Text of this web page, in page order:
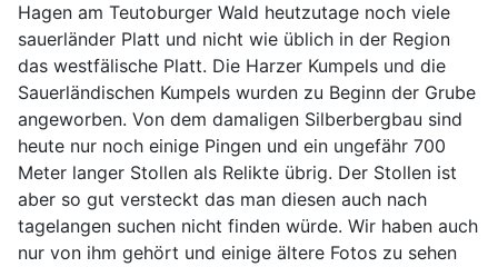
Hagen am Teutoburger Wald heutzutage noch viele
sauerländer Platt und nicht wie üblich in der Region
das westfälische Platt. Die Harzer Kumpels und die
Sauerländischen Kumpels wurden zu Beginn der Grube
angeworben. Von dem damaligen Silberbergbau sind
heute nur noch einige Pingen und ein ungefähr 700
Meter langer Stollen als Relikte übrig. Der Stollen ist
aber so gut versteckt das man diesen auch nach
tagelangen suchen nicht finden würde. Wir haben auch
nur von ihm gehört und einige ältere Fotos zu sehen